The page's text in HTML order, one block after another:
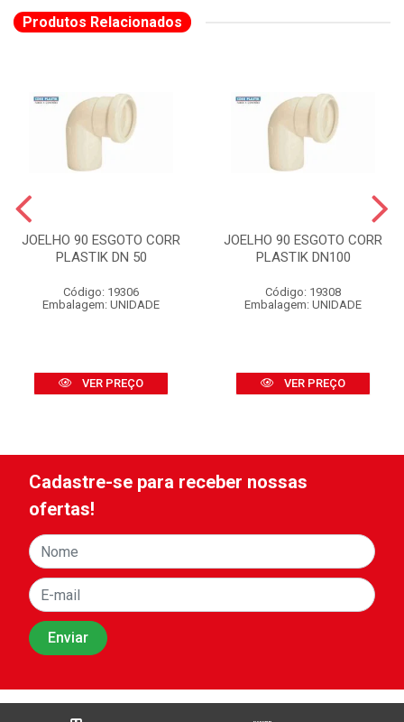
Produtos Relacionados
JOELHO 90 ESGOTO CORR
PLASTIK DN 50
Código: 19306
Embalagem: UNIDADE
VER PREÇO
JOELHO 90 ESGOTO CORR
PLASTIK DN100
Código: 19308
Embalagem: UNIDADE
VER PREÇO
Cadastre-se para receber nossas
ofertas!